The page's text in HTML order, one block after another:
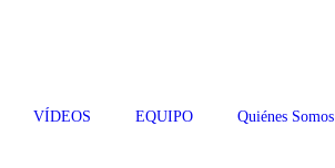
VÍDEOS EQUIPO Quiénes Somos